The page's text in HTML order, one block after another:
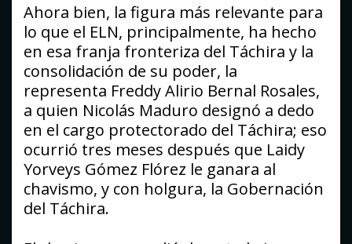
Ahora bien, la figura más relevante para
lo que el ELN, principalmente, ha hecho
en esa franja fronteriza del Táchira y la
consolidación de su poder, la
representa Freddy Alirio Bernal Rosales,
a quien Nicolás Maduro designó a dedo
en el cargo protectorado del Táchira; eso
ocurrió tres meses después que Laidy
Yorveys Gómez Flórez le ganara al
chavismo, y con holgura, la Gobernación
del Táchira.